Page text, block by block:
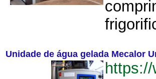
Unidade de água gelada Mecalor